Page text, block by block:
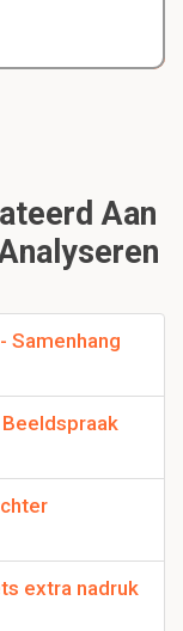
Aan
Samenhang
extra nadruk